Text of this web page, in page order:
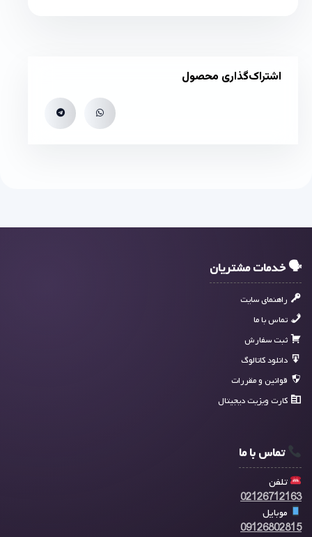
اشتراک‌گذاری محصول
🗣 خدمات مشتریان
راهنمای سایت
تماس با ما
ثبت سفارش
دانلود کاتالوگ
قوانین و مقررات
کارت ویزیت دیجیتال
تماس با ما
تلفن
02126712163
موبایل
09126802815